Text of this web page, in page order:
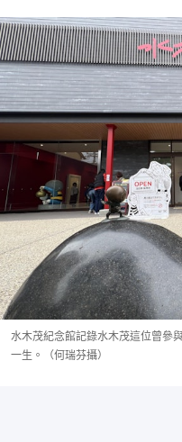
水木茂紀念館記錄水木茂這位曾參
一生。（何瑞芬攝）